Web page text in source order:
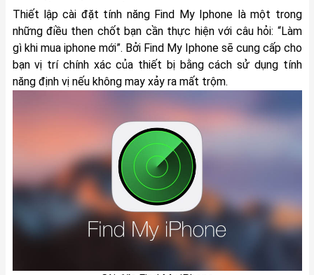
Thiết lập cài đặt tính năng Find My Iphone là một trong
những điều then chốt bạn cần thực hiện với câu hỏi: “Làm
gì khi mua iphone mới”. Bởi Find My Iphone sẽ cung cấp cho
bạn vị trí chính xác của thiết bị bằng cách sử dụng tính
năng định vị nếu không may xảy ra mất trộm.